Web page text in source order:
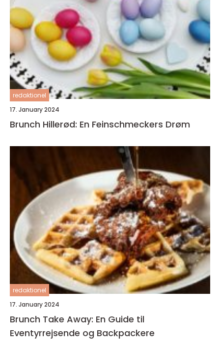
redaktionel
17. January 2024
Brunch Hillerød: En Feinschmeckers Drøm
redaktionel
17. January 2024
Brunch Take Away: En Guide til
Eventyrrejsende og Backpackere